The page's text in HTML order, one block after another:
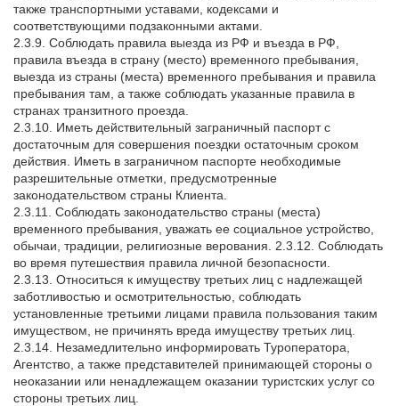
также транспортными уставами, кодексами и
соответствующими подзаконными актами.
2.3.9. Соблюдать правила выезда из РФ и въезда в РФ,
правила въезда в страну (место) временного пребывания,
выезда из страны (места) временного пребывания и правила
пребывания там, а также соблюдать указанные правила в
странах транзитного проезда.
2.3.10. Иметь действительный заграничный паспорт с
достаточным для совершения поездки остаточным сроком
действия. Иметь в заграничном паспорте необходимые
разрешительные отметки, предусмотренные
законодательством страны Клиента.
2.3.11. Соблюдать законодательство страны (места)
временного пребывания, уважать ее социальное устройство,
обычаи, традиции, религиозные верования. 2.3.12. Соблюдать
во время путешествия правила личной безопасности.
2.3.13. Относиться к имуществу третьих лиц с надлежащей
заботливостью и осмотрительностью, соблюдать
установленные третьими лицами правила пользования таким
имуществом, не причинять вреда имуществу третьих лиц.
2.3.14. Незамедлительно информировать Туроператора,
Агентство, а также представителей принимающей стороны о
неоказании или ненадлежащем оказании туристских услуг со
стороны третьих лиц.